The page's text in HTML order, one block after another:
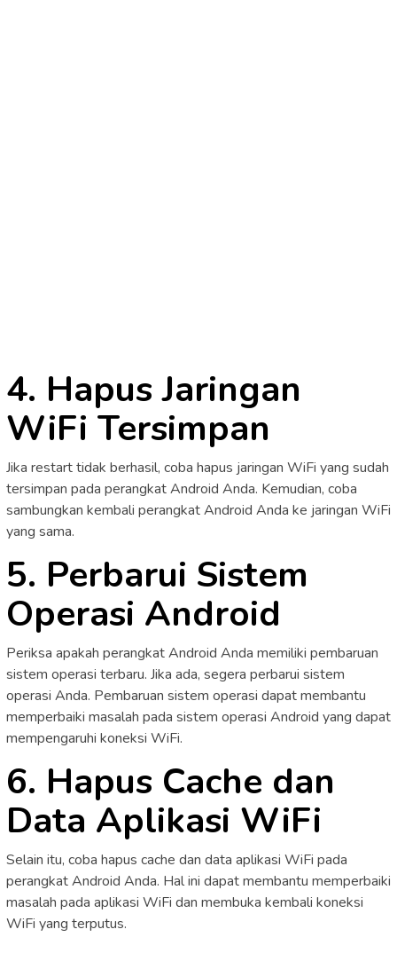
4. Hapus Jaringan
WiFi Tersimpan
Jika restart tidak berhasil, coba hapus jaringan WiFi yang sudah
tersimpan pada perangkat Android Anda. Kemudian, coba
sambungkan kembali perangkat Android Anda ke jaringan WiFi
yang sama.
5. Perbarui Sistem
Operasi Android
Periksa apakah perangkat Android Anda memiliki pembaruan
sistem operasi terbaru. Jika ada, segera perbarui sistem
operasi Anda. Pembaruan sistem operasi dapat membantu
memperbaiki masalah pada sistem operasi Android yang dapat
mempengaruhi koneksi WiFi.
6. Hapus Cache dan
Data Aplikasi WiFi
Selain itu, coba hapus cache dan data aplikasi WiFi pada
perangkat Android Anda. Hal ini dapat membantu memperbaiki
masalah pada aplikasi WiFi dan membuka kembali koneksi
WiFi yang terputus.